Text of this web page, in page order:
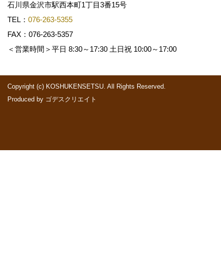
石川県金沢市駅西本町1丁目3番15号
TEL： 076-263-5355
FAX：076-263-5357
＜営業時間＞平日 8:30～17:30 土日祝 10:00～17:00
Copyright (c) KOSHUKENSETSU. All Rights Reserved.
Produced by ゴデスクリエイト